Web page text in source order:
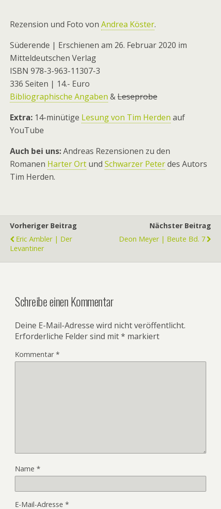
Rezension und Foto von Andrea Köster.
Süderende | Erschienen am 26. Februar 2020 im
Mitteldeutschen Verlag
ISBN 978-3-963-11307-3
336 Seiten | 14.- Euro
Bibliographische Angaben &Leseprobe
Extra: 14-minütige Lesung von Tim Herden auf
YouTube
Auch bei uns:Andreas Rezensionen zu den
Romanen Harter Ort und Schwarzer Peterdes Autors
Tim Herden.
Vorheriger Beitrag
Eric Ambler | Der
Levantiner
Nächster Beitrag
Deon Meyer | Beute Bd. 7
Schreibe einen Kommentar
Deine E-Mail-Adresse wird nicht veröffentlicht.
Erforderliche Felder sind mit* markiert
Kommentar*
Name *
E-Mail-Adresse *